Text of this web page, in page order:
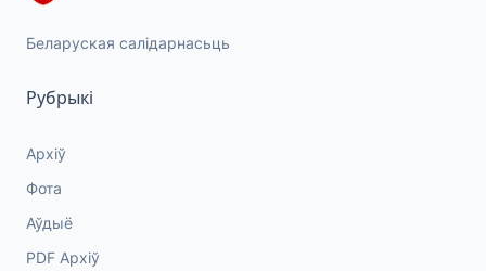
Беларуская салідарнасьць
Рубрыкі
Архіў
Фота
Аўдыё
PDF Архіў